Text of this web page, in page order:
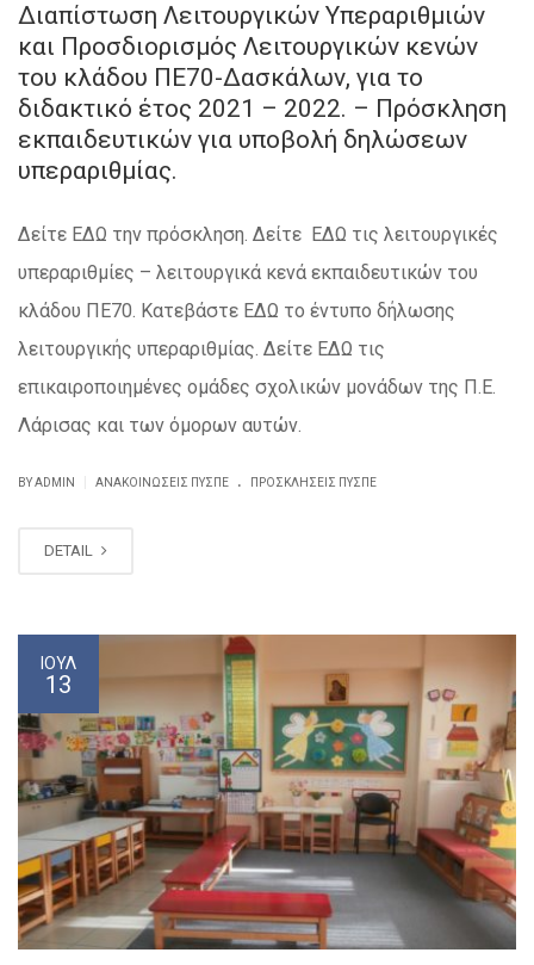
Διαπίστωση Λειτουργικών Υπεραριθμιών
και Προσδιορισμός Λειτουργικών κενών
του κλάδου ΠΕ70-Δασκάλων, για το
διδακτικό έτος 2021 – 2022. – Πρόσκληση
εκπαιδευτικών για υποβολή δηλώσεων
υπεραριθμίας.
Δείτε ΕΔΩ την πρόσκληση. Δείτε ΕΔΩ τις λειτουργικές
υπεραριθμίες – λειτουργικά κενά εκπαιδευτικών του
κλάδου ΠΕ70. Κατεβάστε ΕΔΩ το έντυπο δήλωσης
λειτουργικής υπεραριθμίας. Δείτε ΕΔΩ τις
επικαιροποιημένες ομάδες σχολικών μονάδων της Π.Ε.
Λάρισας και των όμορων αυτών.
BY ADMIN ΑΝΑΚΟΙΝΏΣΕΙΣ ΠΥΣΠΕ . ΠΡΟΣΚΛΉΣΕΙΣ ΠΥΣΠΕ
DETAIL
ΙΟΎΛ
13